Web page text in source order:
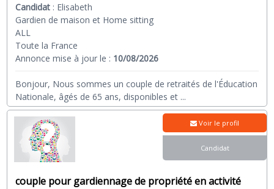
Candidat : Elisabeth
Gardien de maison et Home sitting
ALL
Toute la France
Annonce mise à jour le : 10/08/2026
Bonjour, Nous sommes un couple de retraités de l'Éducation
Nationale, âgés de 65 ans, disponibles et ...
couple pour gardiennage de propriété en activité
Voir le profil
Candidat